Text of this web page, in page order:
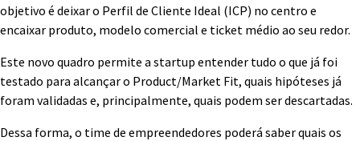
objetivo é deixar o Perfil de Cliente Ideal (ICP) no centro e
encaixar produto, modelo comercial e ticket médio ao seu redor.
Este novo quadro permite a startup entender tudo o que já foi
testado para alcançar o Product/Market Fit, quais hipóteses já
foram validadas e, principalmente, quais podem ser descartadas.
Dessa forma, o time de empreendedores poderá saber quais os